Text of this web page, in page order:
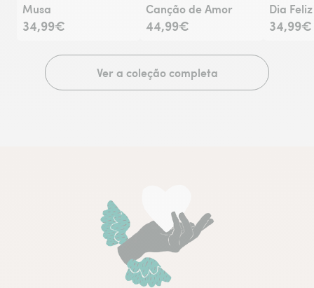
Musa
34,99€
Canção de Amor
44,99€
Dia Feliz
34,99€
Ver a coleção completa